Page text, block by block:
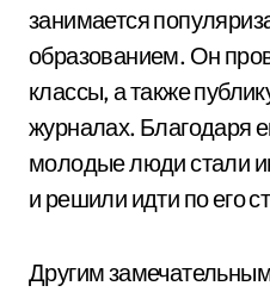
занимается
образованием. Он
классы, а также
журналах. Благодаря
молодые люди стали
и решили идти по его
Другим